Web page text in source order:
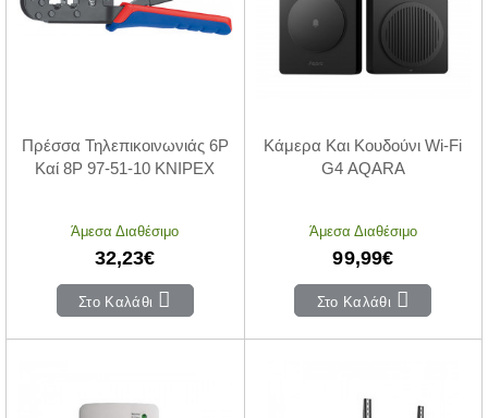
Πρέσσα Τηλεπικοινωνιάς 6P
Καί 8P 97-51-10 KNIPEX
Άμεσα Διαθέσιμο
32,23€
Στο Καλάθι
Κάμερα Και Κουδούνι Wi-Fi
G4 AQARA
Άμεσα Διαθέσιμο
99,99€
Στο Καλάθι